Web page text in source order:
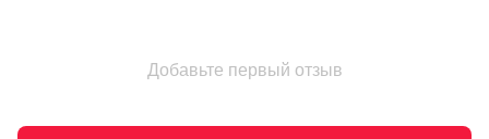
Добавьте первый отзыв